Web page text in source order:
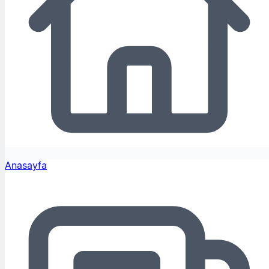
Anasayfa